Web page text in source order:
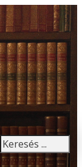
Keresés